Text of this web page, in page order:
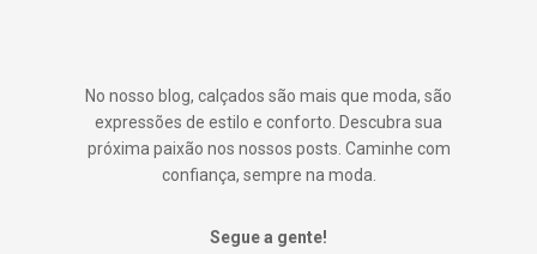
No nosso blog, calçados são mais que moda, são
expressões de estilo e conforto. Descubra sua
próxima paixão nos nossos posts. Caminhe com
confiança, sempre na moda.
Segue a gente!